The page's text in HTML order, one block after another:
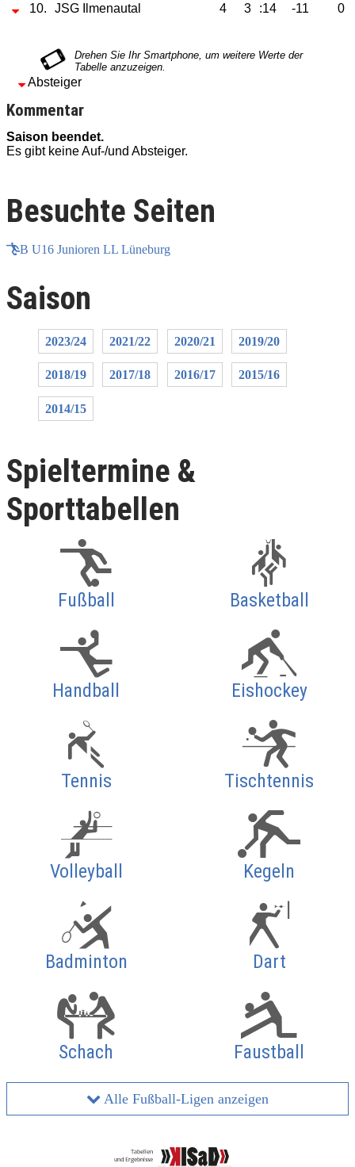
10.
JSG Ilmenautal 4 3 :14 -11 0
Absteiger
Kommentar
Saison beendet.
Es gibt keine Auf-/und Absteiger.
Besuchte Seiten
B U16 Junioren LL Lüneburg
Saison
2023/24 2021/22 2020/21 2019/20
2018/19 2017/18 2016/17 2015/16
2014/15
Spieltermine &
Sporttabellen
Fußball Basketball
Handball Eishockey
Tennis Tischtennis
Volleyball Kegeln
Badminton Dart
Schach Faustball
Alle Fußball-Ligen anzeigen